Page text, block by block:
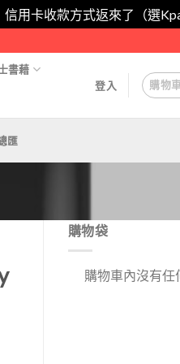
用卡收款方式返來了（選
書藉
登入 購物
匯
購物袋
購物車內沒有任